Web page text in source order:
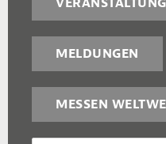
MELDUNGEN
MESSEN